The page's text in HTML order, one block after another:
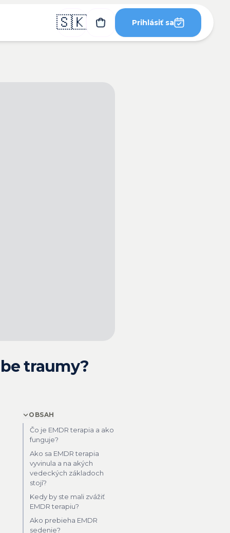
🇸🇰 Prihlásiť sa
traumy?
OBSAH
Čo je EMDR terapia a ako
funguje?
Ako sa EMDR terapia
vyvinula a na akých
vedeckých základoch
stojí?
Kedy by ste mali zvážiť
EMDR terapiu?
Ako prebieha EMDR
sedenie?